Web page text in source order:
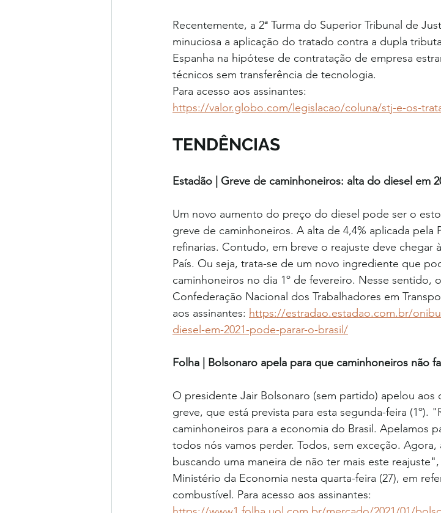
Recentemente, a 2ª Turma do Superior Tribunal de
minuciosa a aplicação do tratado contra a dupla
Espanha na hipótese de contratação de empresa
técnicos sem transferência de tecnologia.
Para acesso aos assinantes:
https://valor.globo.com/legislacao/coluna/stj-e-os-
TENDÊNCIAS
Estadão | Greve de caminhoneiros: alta do diesel em
Um novo aumento do preço do diesel pode ser o
greve de caminhoneiros. A alta de 4,4% aplicada pela
refinarias. Contudo, em breve o reajuste deve
País. Ou seja, trata-se de um novo ingrediente que
caminhoneiros no dia 1º de fevereiro. Nesse sentido,
Confederação Nacional dos Trabalhadores em
aos assinantes: https://estradao.estadao.com.br/
diesel-em-2021-pode-parar-o-brasil/
Folha | Bolsonaro apela para que caminhoneiros não
O presidente Jair Bolsonaro (sem partido) apelou aos
greve, que está prevista para esta segunda-feira (1º).
caminhoneiros para a economia do Brasil. Apelamos
todos nós vamos perder. Todos, sem exceção. Agora,
buscando uma maneira de não ter mais este
Ministério da Economia nesta quarta-feira (27), em
combustível. Para acesso aos assinantes: